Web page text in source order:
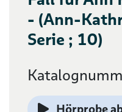
- (Ann-
Serie ; 10)